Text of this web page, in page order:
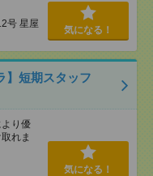
号 星屋
気になる！
】短期スタッフ
り優
れま
気になる！